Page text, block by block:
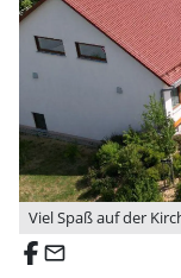
Viel Spaß auf der
email